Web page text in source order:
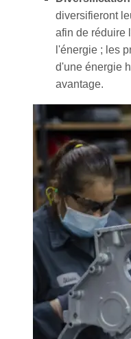
diversifieront
afin de réduire
l'énergie ; les
d'une énergie
avantage.